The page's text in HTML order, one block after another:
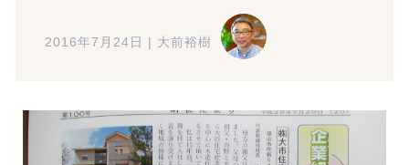
2016年7月24日 | 大前裕樹